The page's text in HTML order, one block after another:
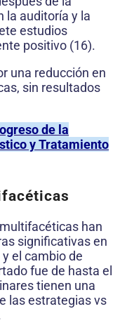
la auditoría y la
estudios
positivo (16).
una reducción en
sin resultados
de la
y Tratamiento
han
significativas en
el cambio de
fue de hasta el
tienen una
las estrategias vs